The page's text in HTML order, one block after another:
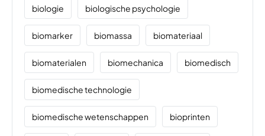
biologie biologische psychologie
biomarker biomassa biomateriaal
biomaterialen biomechanica biomedisch
biomedische technologie
biomedische wetenschappen bioprinten